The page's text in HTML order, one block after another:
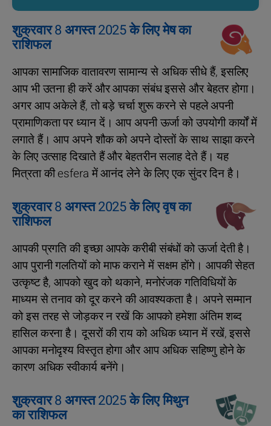
शुक्रवार 8 अगस्त 2025 के लिए मेष का
राशिफल
आपका सामाजिक वातावरण सामान्य से अधिक सीधे हैं, इसलिए
आप भी उतना ही करें और आपका संबंध इससे और बेहतर होगा।
अगर आप अकेले हैं, तो बड़े चर्चा शुरू करने से पहले अपनी
प्रामाणिकता पर ध्यान दें। आप अपनी ऊर्जा को उपयोगी कार्यों में
लगाते हैं। आप अपने शौक को अपने दोस्तों के साथ साझा करने
के लिए उत्साह दिखाते हैं और बेहतरीन सलाह देते हैं। यह
मित्रता की esfera में आनंद लेने के लिए एक सुंदर दिन है।
शुक्रवार 8 अगस्त 2025 के लिए वृष का
राशिफल
आपकी प्रगति की इच्छा आपके करीबी संबंधों को ऊर्जा देती है।
आप पुरानी गलतियों को माफ कराने में सक्षम होंगे। आपकी सेहत
उत्कृष्ट है, आपको खुद को थकाने, मनोरंजक गतिविधियों के
माध्यम से तनाव को दूर करने की आवश्यकता है। अपने सम्मान
को इस तरह से जोड़कर न रखें कि आपको हमेशा अंतिम शब्द
हासिल करना है। दूसरों की राय को अधिक ध्यान में रखें, इससे
आपका मनोदृश्य विस्तृत होगा और आप अधिक सहिष्णु होने के
कारण अधिक स्वीकार्य बनेंगे।
शुक्रवार 8 अगस्त 2025 के लिए मिथुन
का राशिफल